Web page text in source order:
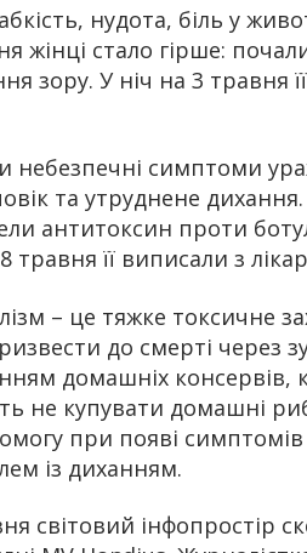
нудота, біль у
жінці стало гірше:
У ніч на 3 травня її
небезпечні симптоми
та утруднене
антитоксин проти
травня її виписали з
– це тяжке токсичне
до смерті через
домашніх консервів,
не купувати домашні
при появі
із диханням.
світовий інфопростір